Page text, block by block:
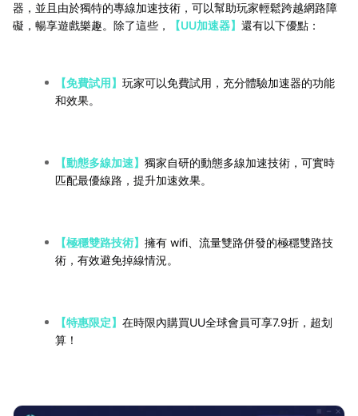
器，並且由於獨特的專線加速技術，可以幫助玩家輕鬆跨越網路障
礙，暢享遊戲樂趣。除了這些，
【UU加速器】 還有以下優點：
【免費試用】 玩家可以免費試用，充分體驗加速器的功能
和效果。
【動態多線加速】 獨家自研的動態多線加速技術，可實時
匹配最優線路，提升加速效果。
【極穩雙路技術】 擁有 wifi、流量雙路併發的極穩雙路技
術，有效避免掉線情況。
【特惠限定】 在時限內購買UU全球會員可享7.9折，超划
算！